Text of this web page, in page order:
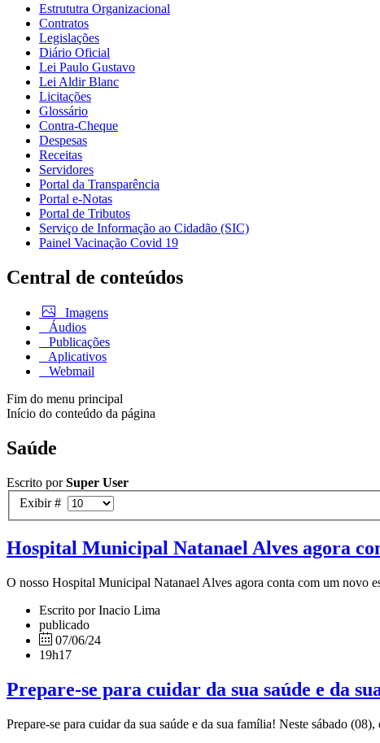
Estrututra Organizacional
Contratos
Legislações
Diário Oficial
Lei Paulo Gustavo
Lei Aldir Blanc
Licitações
Glossário
Contra-Cheque
Despesas
Receitas
Servidores
Portal da Transparência
Portal e-Notas
Portal de Tributos
Serviço de Informação ao Cidadão (SIC)
Painel Vacinação Covid 19
Central de conteúdos
Imagens
Áudios
Publicações
Aplicativos
Webmail
Fim do menu principal
Início do conteúdo da página
Saúde
Escrito porSuper User
Exibir #
Hospital Municipal Natanael Alves agora
O nosso Hospital Municipal Natanael Alves agora conta com um novo
Escrito por Inacio Lima
publicado
07/06/24
19h17
Prepare-se para cuidar da sua saúde e da
Prepare-se para cuidar da sua saúde e da sua família! Neste sábado